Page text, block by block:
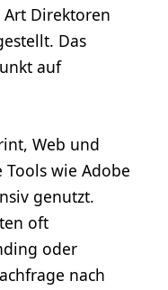
Art Direktoren
Das
auf
Web und
Tools wie Adobe
genutzt.
oft
oder
nach